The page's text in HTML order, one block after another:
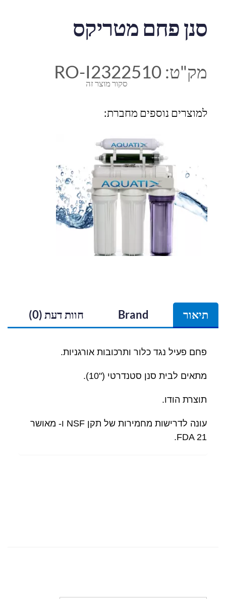
סנן פחם מטריקס
סקור מוצר זה
מק"ט: RO-I2322510
למוצרים נוספים מחברת:
תיאור Brand חוות דעת (0)
פחם פעיל נגד כלור ותרכובות אורגניות.
מתאים לבית סנן סטנדרטי ("10).
תוצרת הודו.
עונה לדרישות מחמירות של תקן NSF ו- מאושר
FDA 21.